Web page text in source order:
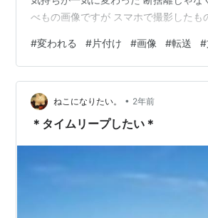
べもの画像ですが スマホで撮影したも
付…… もっと便利な方法あるの知って
プリから 直接投稿したらどうかという
ソコン文字入力が好きすぎて 指のささ
と取れた スッキリ
#変われる #片付け #画像 #転送 #
ねこになりたい。 • 2年前
＊タイムリープしたい＊